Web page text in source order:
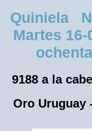
Quiniela
Martes
9188 a la
Oro Uruguay